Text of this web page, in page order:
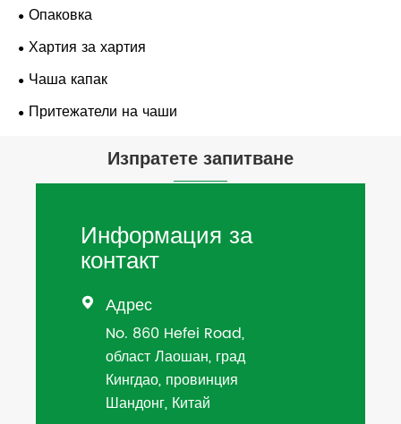
Опаковка
Хартия за хартия
Чаша капак
Притежатели на чаши
Изпратете запитване
Информация за
контакт
 Адрес
No. 860 Hefei Road,
област Лаошан, град
Кингдао, провинция
Шандонг, Китай